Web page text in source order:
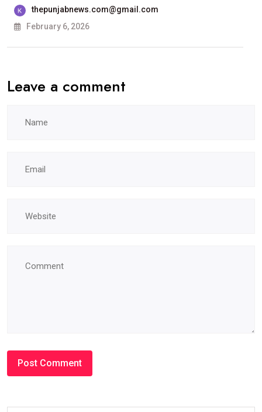
ਸਰਕਾਰੀ
ਕਾਲਜ, ਲੁਧਿਆਣਾ
thepunjabnews.com@gmail.com
February 6, 2026
Leave a comment